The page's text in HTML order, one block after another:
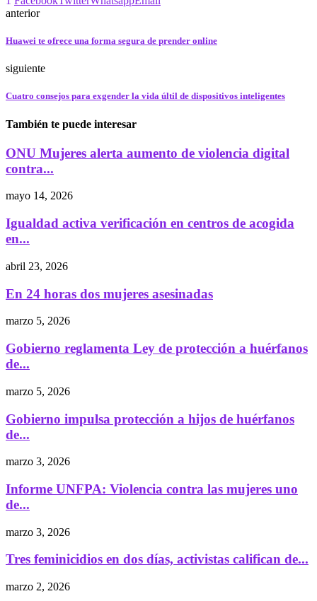
anterior
Huawei te ofrece una forma segura de prender online
siguiente
Cuatro consejos para exgender la vida últil de dispositivos inteligentes
También te puede interesar
ONU Mujeres alerta aumento de violencia digital
contra...
mayo 14, 2026
Igualdad activa verificación en centros de acogida
en...
abril 23, 2026
En 24 horas dos mujeres asesinadas
marzo 5, 2026
Gobierno reglamenta Ley de protección a huérfanos
de...
marzo 5, 2026
Gobierno impulsa protección a hijos de huérfanos
de...
marzo 3, 2026
Informe UNFPA: Violencia contra las mujeres uno
de...
marzo 3, 2026
Tres feminicidios en dos días, activistas califican de...
marzo 2, 2026